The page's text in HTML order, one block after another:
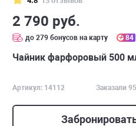
2 790 руб.
до 279 бонусов на карту 84
Чайник фарфоровый 500
Артикул: 14112 Заказали